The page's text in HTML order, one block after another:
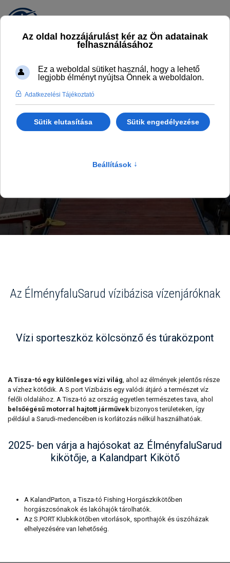
S.PORT VÍZIBÁZIS
Az ÉlményfaluSarud vízibázisa vízenjáróknak
Vízi sporteszköz kölcsönző és túraközpont
A Tisza-tó egy különleges vízi világ, ahol az élmények jelentős része
a vízhez kötődik. A S.port Vízibázis egy valódi átjáró a természet víz
felőli oldalához. A Tisza-tó az ország egyetlen természetes tava, ahol
belsőégésű motorral hajtott járművek bizonyos területeken, így
például a Sarudi-medencében is korlátozás nélkül használhatóak.
2025- ben várja a hajósokat az ÉlményfaluSarud
kikötője, a Kalandpart Kikötő
A KalandParton, a Tisza-tó Fishing Horgászkikötőben
horgászcsónakok és lakóhajók tárolhatók.
Az S.PORT Klubkikötőben vitorlások, sporthajók és úszóházak
elhelyezésére van lehetőség.